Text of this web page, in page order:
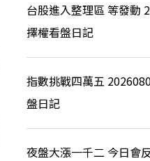
台股進入整理區 等發動
擇權看盤日記
指數挑戰四萬五
盤日記
夜盤大漲一千二 今日會